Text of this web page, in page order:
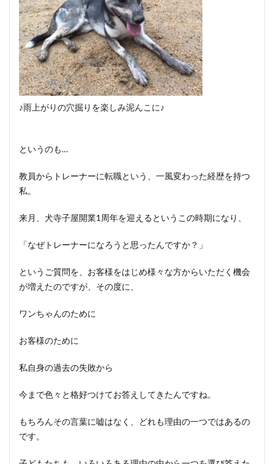
♪雨上がりの穴掘りを楽しみ泥んこに♪
というのも…
教員からトレーナーに転職という、一風変わった経歴を持つ
私。
来月、犬寺子屋開業1周年を迎えるというこの時期になり、
「なぜトレーナーになろうと思ったんですか？」
というご質問を、お客様をはじめ様々な方からいただく機会
が増えたのですが、その度に、
ワンちゃんのために
お客様のために
私自身の過去の失敗から
今まで色々と格好つけてお答えしてきたんですね。
もちろんその言葉に嘘はなく、どれも理由の一つではあるの
です。